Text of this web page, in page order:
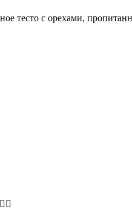
тесто с орехами,